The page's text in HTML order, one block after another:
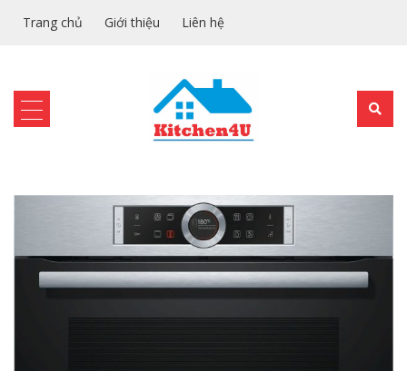
Trang chủ Giới thiệu Liên hệ